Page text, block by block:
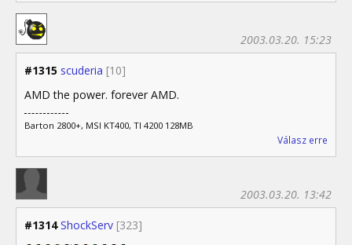
#1315 scuderia [10]
2003.03.20. 15:23
AMD the power. forever AMD.
Barton 2800+, MSI KT400, TI 4200 128MB
Válasz erre
#1314 ShockServ [323]
2003.03.20. 13:42